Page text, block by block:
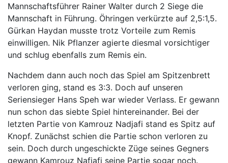
Mannschaftsführer Rainer Walter durch 2 Siege die
Mannschaft in Führung. Öhringen verkürzte auf 2,5:1,5.
Gürkan Haydan musste trotz Vorteile zum Remis
einwilligen. Nik Pflanzer agierte diesmal vorsichtiger
und schlug ebenfalls zum Remis ein.
Nachdem dann auch noch das Spiel am Spitzenbrett
verloren ging, stand es 3:3. Doch auf unseren
Seriensieger Hans Speh war wieder Verlass. Er gewann
nun schon das siebte Spiel hintereinander. Bei der
letzten Partie von Kamrouz Nadjafi stand es Spitz auf
Knopf. Zunächst schien die Partie schon verloren zu
sein. Doch durch ungeschickte Züge seines Gegners
gewann Kamrouz Nafjafi seine Partie sogar noch.